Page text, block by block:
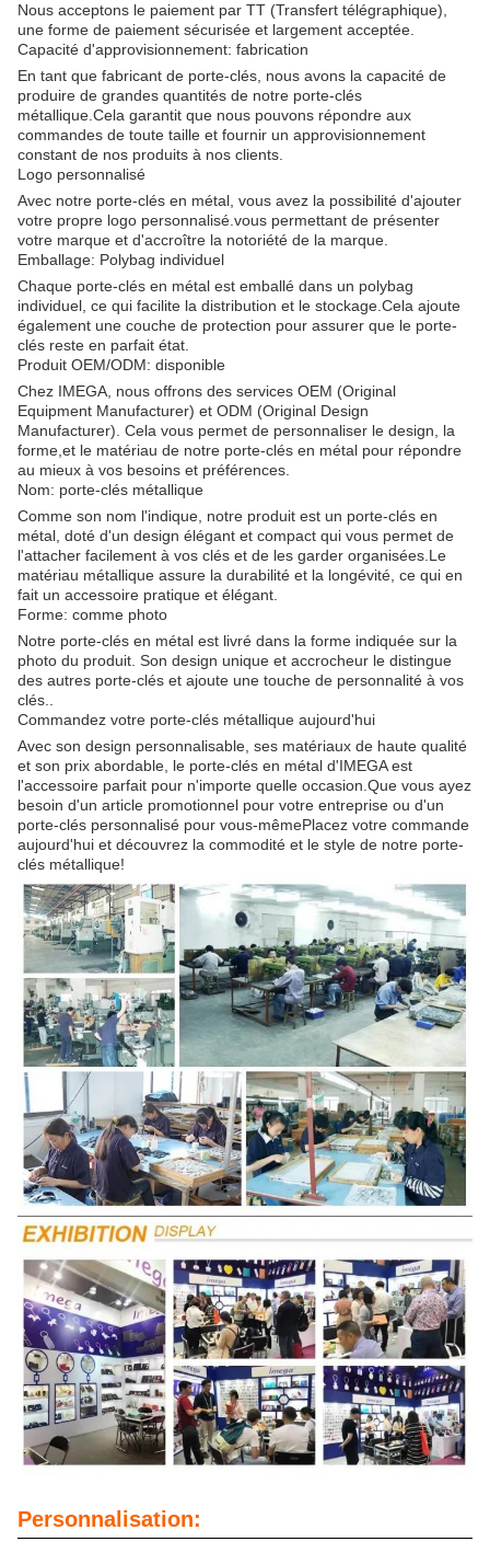
Nous acceptons le paiement par TT (Transfert télégraphique),
une forme de paiement sécurisée et largement acceptée.
Capacité d'approvisionnement: fabrication
En tant que fabricant de porte-clés, nous avons la capacité de
produire de grandes quantités de notre porte-clés
métallique.Cela garantit que nous pouvons répondre aux
commandes de toute taille et fournir un approvisionnement
constant de nos produits à nos clients.
Logo personnalisé
Avec notre porte-clés en métal, vous avez la possibilité d'ajouter
votre propre logo personnalisé.vous permettant de présenter
votre marque et d'accroître la notoriété de la marque.
Emballage: Polybag individuel
Chaque porte-clés en métal est emballé dans un polybag
individuel, ce qui facilite la distribution et le stockage.Cela ajoute
également une couche de protection pour assurer que le porte-
clés reste en parfait état.
Produit OEM/ODM: disponible
Chez IMEGA, nous offrons des services OEM (Original
Equipment Manufacturer) et ODM (Original Design
Manufacturer). Cela vous permet de personnaliser le design, la
forme,et le matériau de notre porte-clés en métal pour répondre
au mieux à vos besoins et préférences.
Nom: porte-clés métallique
Comme son nom l'indique, notre produit est un porte-clés en
métal, doté d'un design élégant et compact qui vous permet de
l'attacher facilement à vos clés et de les garder organisées.Le
matériau métallique assure la durabilité et la longévité, ce qui en
fait un accessoire pratique et élégant.
Forme: comme photo
Notre porte-clés en métal est livré dans la forme indiquée sur la
photo du produit. Son design unique et accrocheur le distingue
des autres porte-clés et ajoute une touche de personnalité à vos
clés..
Commandez votre porte-clés métallique aujourd'hui
Avec son design personnalisable, ses matériaux de haute qualité
et son prix abordable, le porte-clés en métal d'IMEGA est
l'accessoire parfait pour n'importe quelle occasion.Que vous ayez
besoin d'un article promotionnel pour votre entreprise ou d'un
porte-clés personnalisé pour vous-mêmePlacez votre commande
aujourd'hui et découvrez la commodité et le style de notre porte-
clés métallique!
Personnalisation: